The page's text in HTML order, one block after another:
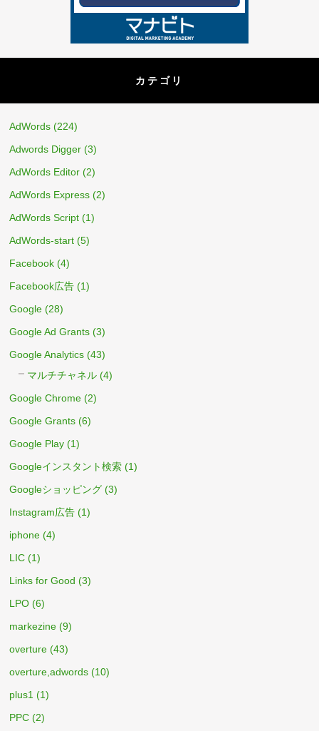
カテゴリ
AdWords (224)
Adwords Digger (3)
AdWords Editor (2)
AdWords Express (2)
AdWords Script (1)
AdWords-start (5)
Facebook (4)
Facebook広告 (1)
Google (28)
Google Ad Grants (3)
Google Analytics (43)
マルチチャネル (4)
Google Chrome (2)
Google Grants (6)
Google Play (1)
Googleインスタント検索 (1)
Googleショッピング (3)
Instagram広告 (1)
iphone (4)
LIC (1)
Links for Good (3)
LPO (6)
markezine (9)
overture (43)
overture,adwords (10)
plus1 (1)
PPC (2)